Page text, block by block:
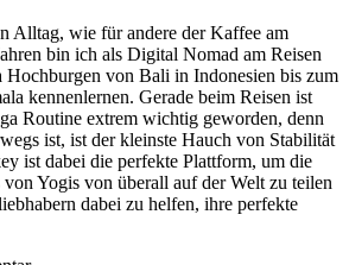
Alltag, wie für andere der Kaffee am
bin ich als Digital Nomad am Reisen
Hochburgen von Bali in Indonesien bis zum
kennenlernen. Gerade beim Reisen ist
Routine extrem wichtig geworden, denn
ist, ist der kleinste Hauch von Stabilität
ist dabei die perfekte Plattform, um die
Yogis von überall auf der Welt zu teilen
dabei zu helfen, ihre perfekte